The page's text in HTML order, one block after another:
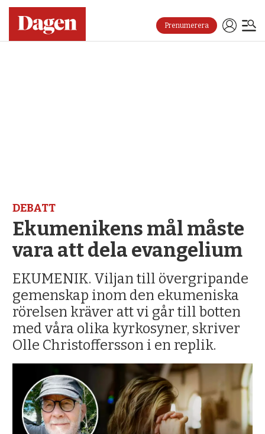
Prenumerera
DEBATT
Ekumenikens mål måste
vara att dela evangelium
EKUMENIK. Viljan till övergripande
gemenskap inom den ekumeniska
rörelsen kräver att vi går till botten
med våra olika kyrkosyner, skriver
Olle Christoffersson i en replik.